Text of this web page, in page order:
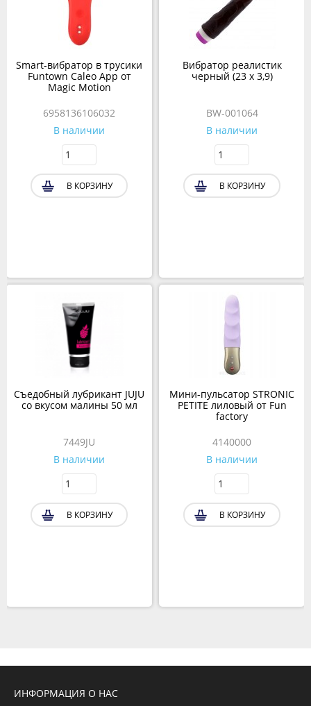
Smart-вибратор в трусики
Funtown Caleo App от
Magic Motion
6958136106032
В наличии
В КОРЗИНУ
Съедобный лубрикант JUJU
со вкусом малины 50 мл
7449JU
В наличии
В КОРЗИНУ
Вибратор реалистик
черный (23 х 3,9)
BW-001064
В наличии
В КОРЗИНУ
Мини-пульсатор STRONIC
PETITE лиловый от Fun
factory
4140000
В наличии
В КОРЗИНУ
ИНФОРМАЦИЯ О НАС